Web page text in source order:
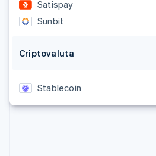
Satispay
Sunbit
Criptovaluta
Stablecoin